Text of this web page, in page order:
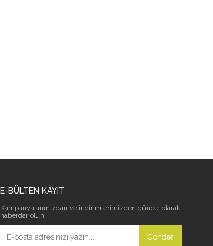
E-BÜLTEN KAYIT
Kampanyalarımızdan ve indirimlerimizden güncel olarak
haberdar olun.
Gönder